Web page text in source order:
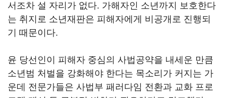
서조차 설 자리가 없다. 가해자인 소년까지 보호한다
는 취지로 소년재판은 피해자에게 비공개로 진행되
기 때문이다.
윤 당선인이 피해자 중심의 사법공약을 내세운 만큼
소년범 처벌을 강화해야 한다는 목소리가 커지는 가
운데 전문가들은 사법부 패러다임 전환과 교화 프로